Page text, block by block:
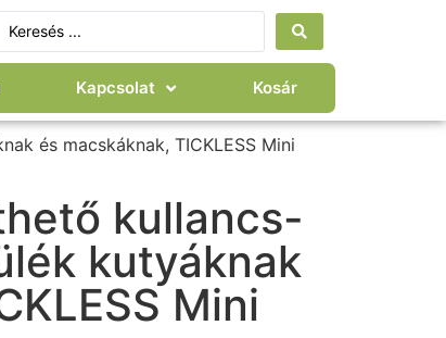
Kapcsolat Kosár
és macskáknak, TICKLESS Mini
kullancs-
kutyáknak
Mini